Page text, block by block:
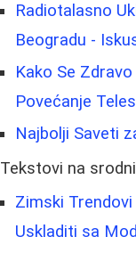
Radiotalasno
Beogradu -
Kako Se
Povećanje
Najbolji Saveti
Tekstovi na
Zimski
Uskladiti sa